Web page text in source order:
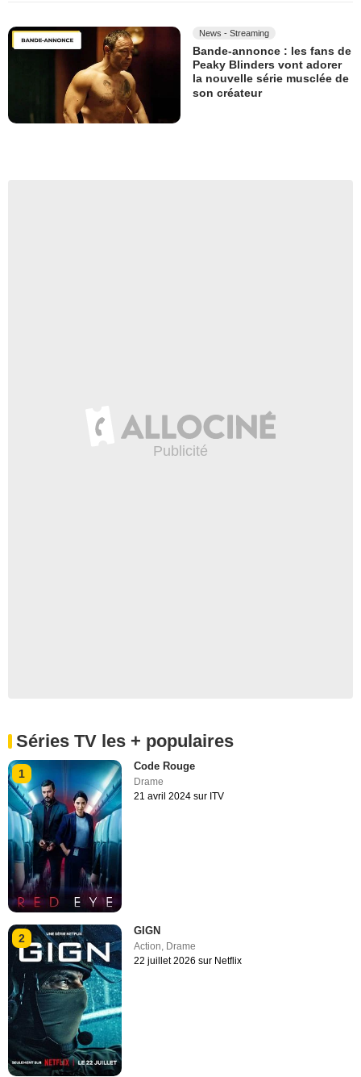
News - Streaming
Bande-annonce : les fans de
Peaky Blinders vont adorer
la nouvelle série musclée de
son créateur
Séries TV les + populaires
1
Code Rouge
Drame
21 avril 2024 sur ITV
2
GIGN
Action Drame
22 juillet 2026 sur Netflix